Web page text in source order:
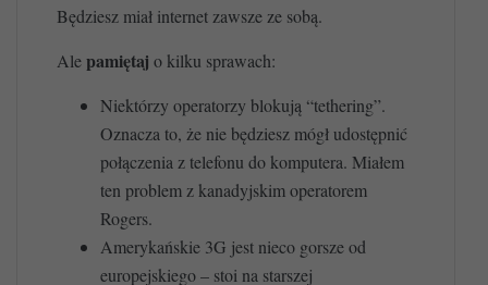
Będziesz miał internet zawsze ze sobą.
Alepamiętaj o kilku sprawach:
Niektórzy operatorzy blokują “tethering”.
Oznacza to, że nie będziesz mógł udostępnić
połączenia z telefonu do komputera. Miałem
ten problem z kanadyjskim operatorem
Rogers.
Amerykańskie 3G jest nieco gorsze od
europejskiego – stoi na starszej